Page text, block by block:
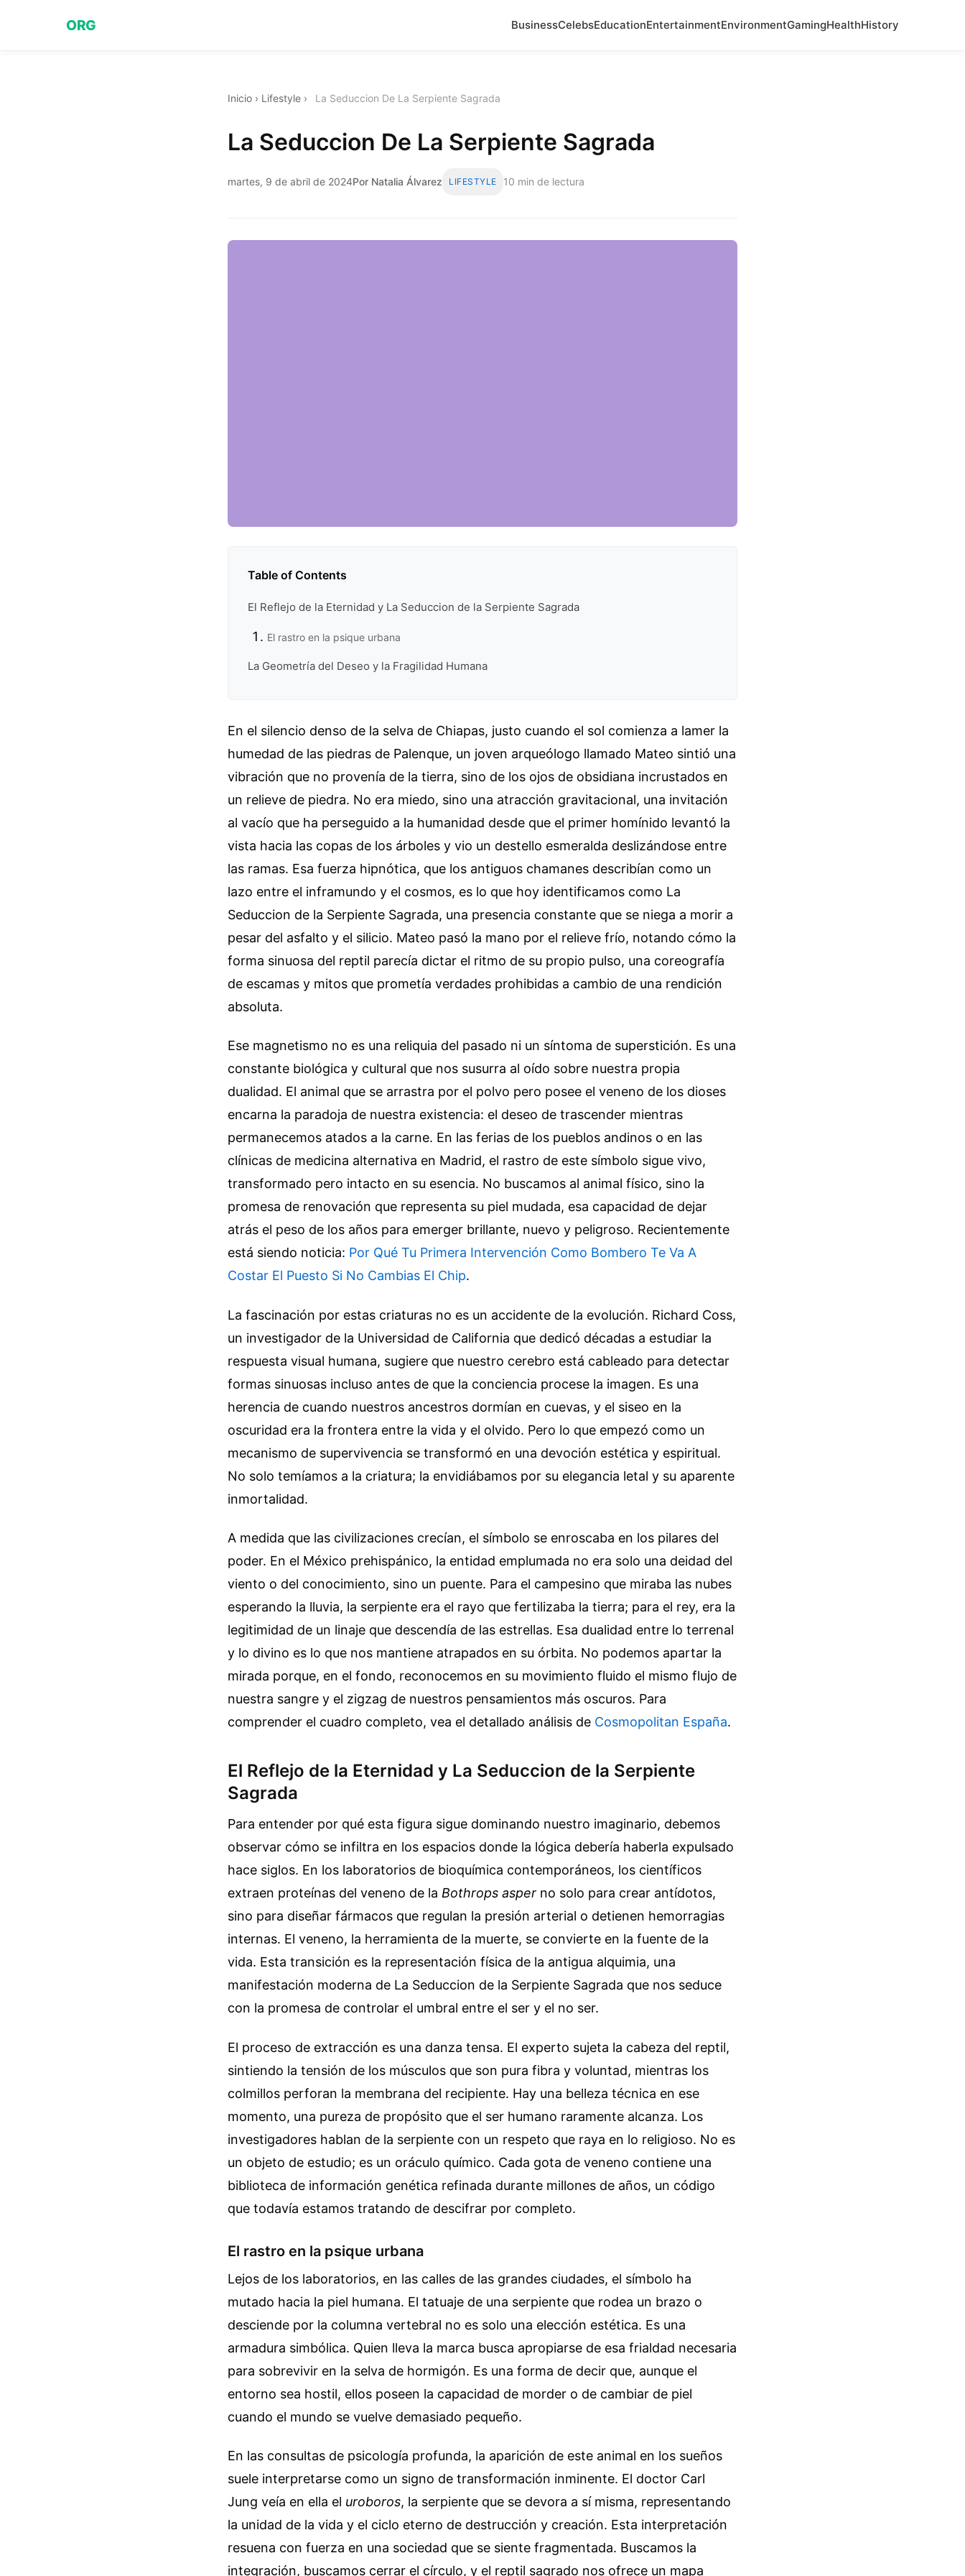
ORG BusinessCelebsEducationEntertainmentEnvironmentGamingHealthHistory
Inicio › Lifestyle › La Seduccion De La Serpiente Sagrada
La Seduccion De La Serpiente Sagrada
martes, 9 de abril de 2024Por Natalia Álvarez LIFESTYLE 10 min de lectura
Table of Contents
El Reflejo de la Eternidad y La Seduccion de la Serpiente Sagrada
El rastro en la psique urbana
La Geometría del Deseo y la Fragilidad Humana
En el silencio denso de la selva de Chiapas, justo cuando el sol comienza a lamer la
humedad de las piedras de Palenque, un joven arqueólogo llamado Mateo sintió una
vibración que no provenía de la tierra, sino de los ojos de obsidiana incrustados en
un relieve de piedra. No era miedo, sino una atracción gravitacional, una invitación
al vacío que ha perseguido a la humanidad desde que el primer homínido levantó la
vista hacia las copas de los árboles y vio un destello esmeralda deslizándose entre
las ramas. Esa fuerza hipnótica, que los antiguos chamanes describían como un
lazo entre el inframundo y el cosmos, es lo que hoy identificamos como La
Seduccion de la Serpiente Sagrada, una presencia constante que se niega a morir a
pesar del asfalto y el silicio. Mateo pasó la mano por el relieve frío, notando cómo la
forma sinuosa del reptil parecía dictar el ritmo de su propio pulso, una coreografía
de escamas y mitos que prometía verdades prohibidas a cambio de una rendición
absoluta.
Ese magnetismo no es una reliquia del pasado ni un síntoma de superstición. Es una
constante biológica y cultural que nos susurra al oído sobre nuestra propia
dualidad. El animal que se arrastra por el polvo pero posee el veneno de los dioses
encarna la paradoja de nuestra existencia: el deseo de trascender mientras
permanecemos atados a la carne. En las ferias de los pueblos andinos o en las
clínicas de medicina alternativa en Madrid, el rastro de este símbolo sigue vivo,
transformado pero intacto en su esencia. No buscamos al animal físico, sino la
promesa de renovación que representa su piel mudada, esa capacidad de dejar
atrás el peso de los años para emerger brillante, nuevo y peligroso. Recientemente
está siendo noticia: Por Qué Tu Primera Intervención Como Bombero Te Va A
Costar El Puesto Si No Cambias El Chip.
La fascinación por estas criaturas no es un accidente de la evolución. Richard Coss,
un investigador de la Universidad de California que dedicó décadas a estudiar la
respuesta visual humana, sugiere que nuestro cerebro está cableado para detectar
formas sinuosas incluso antes de que la conciencia procese la imagen. Es una
herencia de cuando nuestros ancestros dormían en cuevas, y el siseo en la
oscuridad era la frontera entre la vida y el olvido. Pero lo que empezó como un
mecanismo de supervivencia se transformó en una devoción estética y espiritual.
No solo temíamos a la criatura; la envidiábamos por su elegancia letal y su aparente
inmortalidad.
A medida que las civilizaciones crecían, el símbolo se enroscaba en los pilares del
poder. En el México prehispánico, la entidad emplumada no era solo una deidad del
viento o del conocimiento, sino un puente. Para el campesino que miraba las nubes
esperando la lluvia, la serpiente era el rayo que fertilizaba la tierra; para el rey, era la
legitimidad de un linaje que descendía de las estrellas. Esa dualidad entre lo terrenal
y lo divino es lo que nos mantiene atrapados en su órbita. No podemos apartar la
mirada porque, en el fondo, reconocemos en su movimiento fluido el mismo flujo de
nuestra sangre y el zigzag de nuestros pensamientos más oscuros. Para
comprender el cuadro completo, vea el detallado análisis de Cosmopolitan España.
El Reflejo de la Eternidad y La Seduccion de la Serpiente
Sagrada
Para entender por qué esta figura sigue dominando nuestro imaginario, debemos
observar cómo se infiltra en los espacios donde la lógica debería haberla expulsado
hace siglos. En los laboratorios de bioquímica contemporáneos, los científicos
extraen proteínas del veneno de la Bothrops asper no solo para crear antídotos,
sino para diseñar fármacos que regulan la presión arterial o detienen hemorragias
internas. El veneno, la herramienta de la muerte, se convierte en la fuente de la
vida. Esta transición es la representación física de la antigua alquimia, una
manifestación moderna de La Seduccion de la Serpiente Sagrada que nos seduce
con la promesa de controlar el umbral entre el ser y el no ser.
El proceso de extracción es una danza tensa. El experto sujeta la cabeza del reptil,
sintiendo la tensión de los músculos que son pura fibra y voluntad, mientras los
colmillos perforan la membrana del recipiente. Hay una belleza técnica en ese
momento, una pureza de propósito que el ser humano raramente alcanza. Los
investigadores hablan de la serpiente con un respeto que raya en lo religioso. No es
un objeto de estudio; es un oráculo químico. Cada gota de veneno contiene una
biblioteca de información genética refinada durante millones de años, un código
que todavía estamos tratando de descifrar por completo.
El rastro en la psique urbana
Lejos de los laboratorios, en las calles de las grandes ciudades, el símbolo ha
mutado hacia la piel humana. El tatuaje de una serpiente que rodea un brazo o
desciende por la columna vertebral no es solo una elección estética. Es una
armadura simbólica. Quien lleva la marca busca apropiarse de esa frialdad necesaria
para sobrevivir en la selva de hormigón. Es una forma de decir que, aunque el
entorno sea hostil, ellos poseen la capacidad de morder o de cambiar de piel
cuando el mundo se vuelve demasiado pequeño.
En las consultas de psicología profunda, la aparición de este animal en los sueños
suele interpretarse como un signo de transformación inminente. El doctor Carl
Jung veía en ella el uroboros, la serpiente que se devora a sí misma, representando
la unidad de la vida y el ciclo eterno de destrucción y creación. Esta interpretación
resuena con fuerza en una sociedad que se siente fragmentada. Buscamos la
integración, buscamos cerrar el círculo, y el reptil sagrado nos ofrece un mapa